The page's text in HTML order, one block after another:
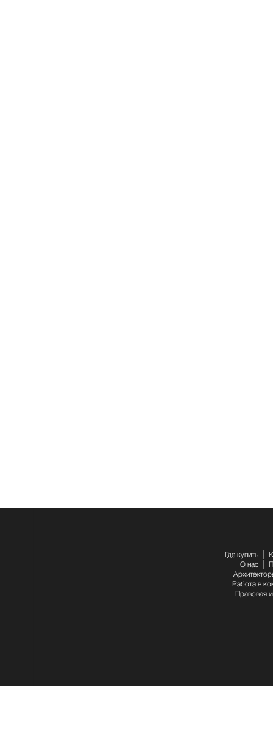
Где купить
О нас
Работа в
Правовая